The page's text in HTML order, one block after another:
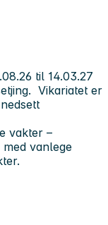
til 14.03.27
Vikariatet er
vakter –
vanlege